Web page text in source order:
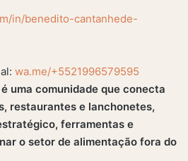
in/benedito-cantanhede-
wa.me/+5521996579595
uma comunidade que conecta
restaurantes e lanchonetes,
ferramentas e
o setor de alimentação fora do